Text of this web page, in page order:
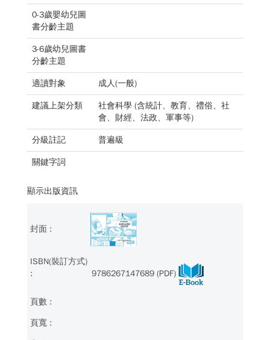
0-3歲嬰幼兒圖
書分齡主題
3-6歲幼兒圖書
分齡主題
適讀對象 成人(一般)
建議上架分類
社會科學 (含統計、教育、禮俗、社
會、財經、法政、軍事等)
分級註記 普遍級
關鍵字詞
顯示出版資訊
9786267147689 (PDF)